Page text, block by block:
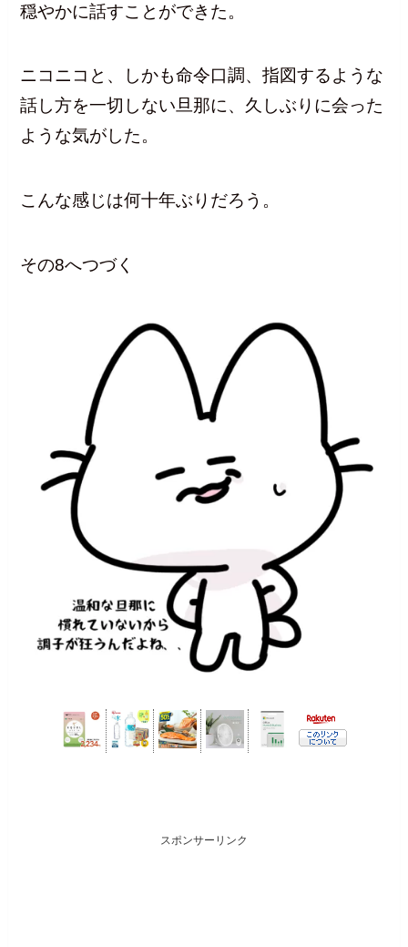
穏やかに話すことができた。
ニコニコと、しかも命令口調、指図するような
話し方を一切しない旦那に、久しぶりに会った
ような気がした。
こんな感じは何十年ぶりだろう。
その8へつづく
スポンサーリンク